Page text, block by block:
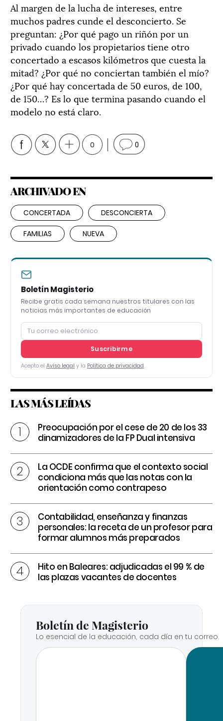
Al margen de la lucha de intereses, entre
muchos padres cunde el desconcierto. Se
preguntan: ¿Por qué pago un riñón por un
privado cuando los propietarios tiene otro
concertado a escasos kilómetros que cuesta la
mitad? ¿Por qué no conciertan también el mío?
¿Por qué hay concertada de 50 euros, de 100,
de 150…? Es lo que termina pasando cuando el
modelo no está claro.
0 0
ARCHIVADO EN
CONCERTADA DESCONCIERTA
FAMILIAS NUEVA
Boletín Magisterio
Recibe gratis cada semana nuestros titulares con las
noticias más importantes de educación
Suscribirme
Acepto el Aviso legal y la Política de privacidad
LAS MÁS LEÍDAS
Preocupación por el cese de 20 de los 33
dinamizadores de la FP Dual intensiva
La OCDE confirma que el contexto social
condiciona más que las notas con la
orientación como contrapeso
Contabilidad, enseñanza y finanzas
personales: la receta de un profesor para
formar alumnos más preparados
Hito en Baleares: adjudicadas el 99 % de
las plazas vacantes de docentes
Boletín de Magisterio
Lo esencial de la educación, cada día en tu correo.